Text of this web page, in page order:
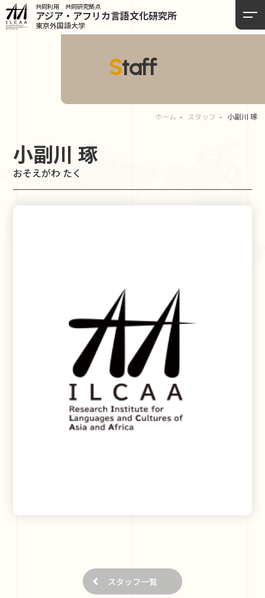
共同利用 共同研究拠点
アジア・アフリカ言語文化研究所
東京外国語大学
Staff
ホーム スタッフ 小副川 琢
小副川 琢
おそえがわ たく
スタッフ一覧